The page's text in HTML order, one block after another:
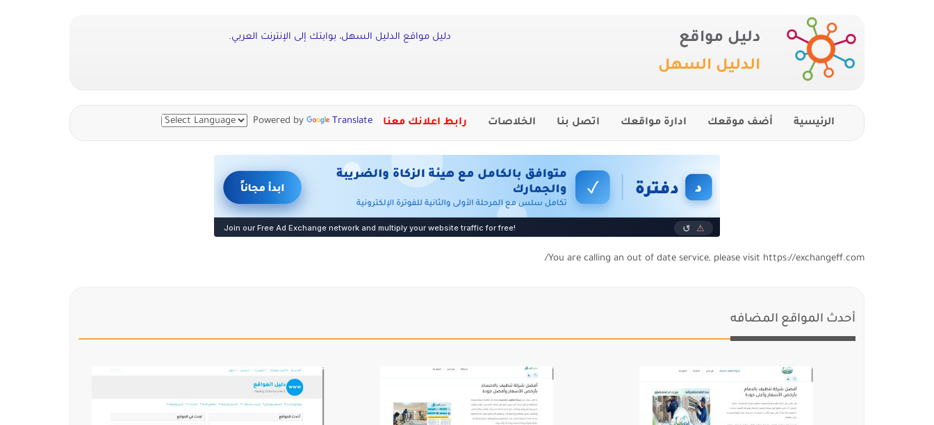
دليل مواقع
الدليل السهل
دليل مواقع الدليل السهل، بوابتك إلى الإنترنت العربي.
الرئيسية أضف موقعك ادارة مواقعك اتصل بنا الخلاصات رابط اعلانك معنا Powered by Translate
You are calling an out of date service, please visit https://exchangeff.com/
أحدث المواقع المضافه